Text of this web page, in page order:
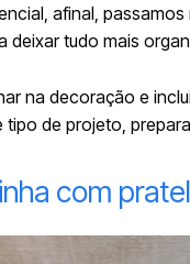
afinal,
deixar tudo mais
na decoração e
de projeto,
com